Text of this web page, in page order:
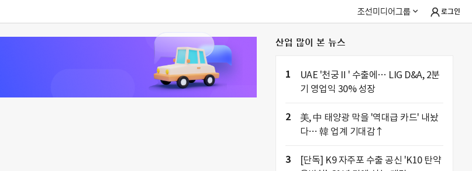
조선미디어그룹 로그인
산업 많이 본 뉴스